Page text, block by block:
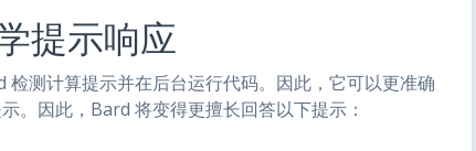
提示响应
检测计算提示并在后台运行代码。因此，它可以更准确
。因此，Bard 将变得更擅长回答以下提示：